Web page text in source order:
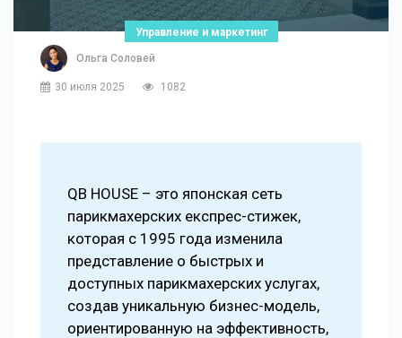
Управление и маркетинг
Ольга Соловей
30 июля 2025 1082
QB HOUSE – это японская сеть
парикмахерских експрес-стижек,
которая с 1995 года изменила
представление о быстрых и
доступных парикмахерских услугах,
создав уникальную бизнес-модель,
ориентированную на эффективность,